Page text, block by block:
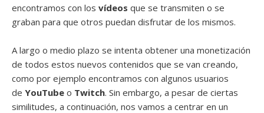
encontramos con los vídeos que se transmiten o se
graban para que otros puedan disfrutar de los mismos.
A largo o medio plazo se intenta obtener una monetización
de todos estos nuevos contenidos que se van creando,
como por ejemplo encontramos con algunos usuarios
de YouTube o Twitch. Sin embargo, a pesar de ciertas
similitudes, a continuación, nos vamos a centrar en un